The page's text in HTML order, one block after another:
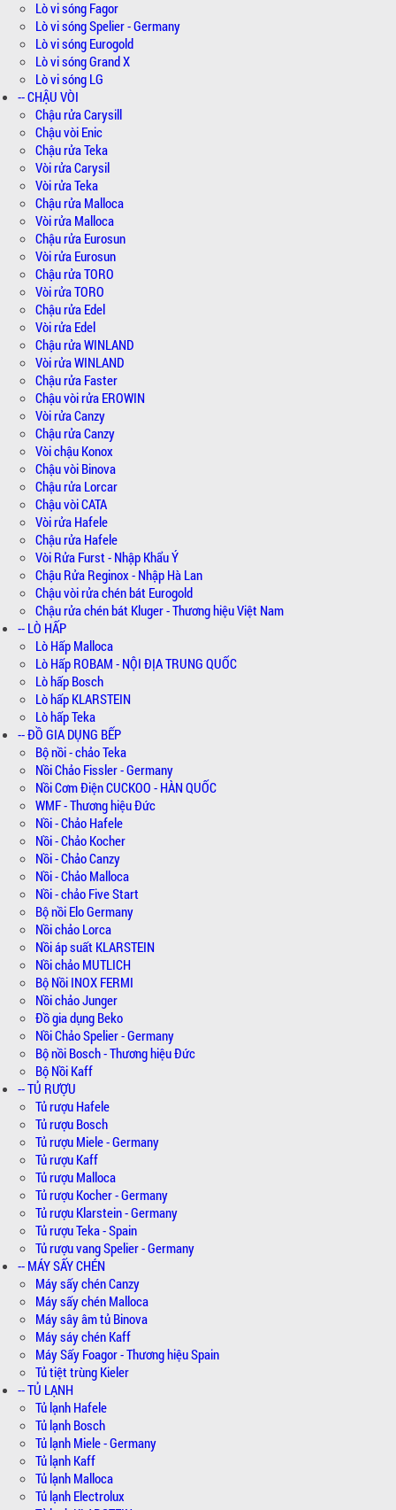
Lò vi sóng Fagor
Lò vi sóng Spelier - Germany
Lò vi sóng Eurogold
Lò vi sóng Grand X
Lò vi sóng LG
-- CHẬU VÒI
Chậu rửa Carysill
Chậu vòi Enic
Chậu rửa Teka
Vòi rửa Carysil
Vòi rửa Teka
Chậu rửa Malloca
Vòi rửa Malloca
Chậu rửa Eurosun
Vòi rửa Eurosun
Chậu rửa TORO
Vòi rửa TORO
Chậu rửa Edel
Vòi rửa Edel
Chậu rửa WINLAND
Vòi rửa WINLAND
Chậu rửa Faster
Chậu vòi rửa EROWIN
Vòi rửa Canzy
Chậu rửa Canzy
Vòi chậu Konox
Chậu vòi Binova
Chậu rửa Lorcar
Chậu vòi CATA
Vòi rửa Hafele
Chậu rửa Hafele
Vòi Rửa Furst - Nhập Khẩu Ý
Chậu Rửa Reginox - Nhập Hà Lan
Chậu vòi rửa chén bát Eurogold
Chậu rửa chén bát Kluger - Thương hiệu Việt Nam
-- LÒ HẤP
Lò Hấp Malloca
Lò Hấp ROBAM - NỘI ĐỊA TRUNG QUỐC
Lò hấp Bosch
Lò hấp KLARSTEIN
Lò hấp Teka
-- ĐỒ GIA DỤNG BẾP
Bộ nồi - chảo Teka
Nồi Chảo Fissler - Germany
Nồi Cơm Điện CUCKOO - HÀN QUỐC
WMF - Thương hiệu Đức
Nồi - Chảo Hafele
Nồi - Chảo Kocher
Nồi - Chảo Canzy
Nồi - Chảo Malloca
Nồi - chảo Five Start
Bộ nồi Elo Germany
Nồi chảo Lorca
Nồi áp suất KLARSTEIN
Nồi chảo MUTLICH
Bộ Nồi INOX FERMI
Nồi chảo Junger
Đồ gia dụng Beko
Nồi Chảo Spelier - Germany
Bộ nồi Bosch - Thương hiệu Đức
Bộ Nồi Kaff
-- TỦ RƯỢU
Tủ rượu Hafele
Tủ rượu Bosch
Tủ rượu Miele - Germany
Tủ rượu Kaff
Tủ rượu Malloca
Tủ rượu Kocher - Germany
Tủ rượu Klarstein - Germany
Tủ rượu Teka - Spain
Tủ rượu vang Spelier - Germany
-- MÁY SẤY CHÉN
Máy sấy chén Canzy
Máy sấy chén Malloca
Máy sây âm tủ Binova
Máy sáy chén Kaff
Máy Sấy Foagor - Thương hiệu Spain
Tủ tiệt trùng Kieler
-- TỦ LẠNH
Tủ lạnh Hafele
Tủ lạnh Bosch
Tủ lạnh Miele - Germany
Tủ lạnh Kaff
Tủ lạnh Malloca
Tủ lạnh Electrolux